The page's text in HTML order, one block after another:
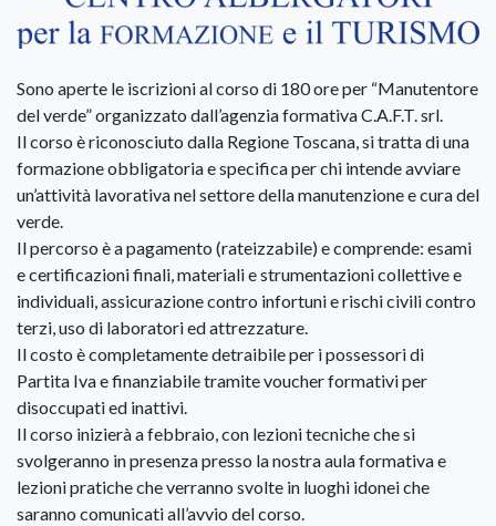
Sono aperte le iscrizioni al corso di 180 ore per “Manutentore
del verde” organizzato dall’agenzia formativa C.A.F.T. srl.
Il corso è riconosciuto dalla Regione Toscana, si tratta di una
formazione obbligatoria e specifica per chi intende avviare
un’attività lavorativa nel settore della manutenzione e cura del
verde.
Il percorso è a pagamento (rateizzabile) e comprende: esami
e certificazioni finali, materiali e strumentazioni collettive e
individuali, assicurazione contro infortuni e rischi civili contro
terzi, uso di laboratori ed attrezzature.
Il costo è completamente detraibile per i possessori di
Partita Iva e finanziabile tramite voucher formativi per
disoccupati ed inattivi.
Il corso inizierà a febbraio, con lezioni tecniche che si
svolgeranno in presenza presso la nostra aula formativa e
lezioni pratiche che verranno svolte in luoghi idonei che
saranno comunicati all’avvio del corso.